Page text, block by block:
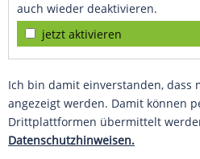
auch wieder deaktivieren.
jetzt aktivieren
Ich bin damit einverstanden, dass
angezeigt werden. Damit können
Drittplattformen übermittelt
Datenschutzhinweisen.